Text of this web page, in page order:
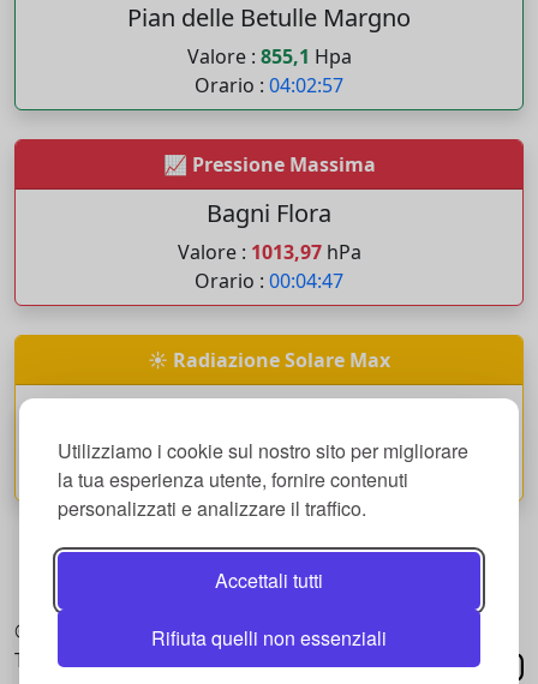
Utilizziamo i cookie sul nostro sito per migliorare
la tua esperienza utente, fornire contenuti
personalizzati e analizzare il traffico.
Accettali tutti
Rifiuta quelli non essenziali
Pian delle Betulle Margno
Valore : 855,1 Hpa
Orario : 04:02:57
📈 Pressione Massima
Bagni Flora
Valore : 1013,97hPa
Orario : 00:04:47
☀️ Radiazione Solare Max
Circolo Surf Torbole
Valore : 2,81W/M2
Orario : 06:09:58
© 2026 ReLiveCam -
Tutti i diritti riservati
Servizi
Richiedi
Privacy